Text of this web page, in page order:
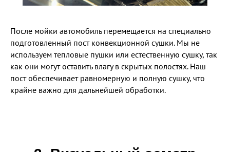
После мойки автомобиль перемещается на специально
подготовленный пост конвекционной сушки. Мы не
используем тепловые пушки или естественную сушку, так
как они могут оставить влагу в скрытых полостях. Наш
пост обеспечивает равномерную и полную сушку, что
крайне важно для дальнейшей обработки.